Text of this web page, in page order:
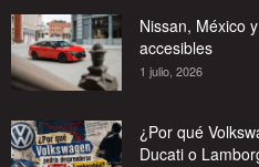
Nissan, México
accesibles
1 julio, 2026
¿Por qué
Ducati o